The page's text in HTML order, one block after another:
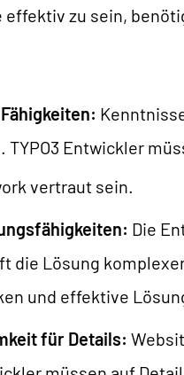
effektiv zu sein,
TYPO3 Entwickler
vertraut sein.
Die
die Lösung
und effektive
für Details: